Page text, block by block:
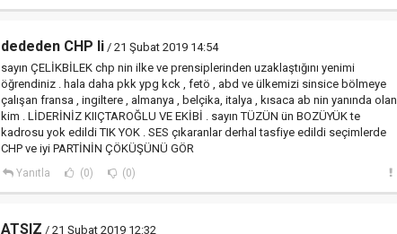
dededen CHP li / 21 Şubat 2019 14:54
sayın ÇELİKBİLEK chp nin ilke ve prensiplerinden uzaklaştığını yenimi
öğrendiniz . hala daha pkk ypg kck , fetö , abd ve ülkemizi sinsice bölmeye
çalışan fransa , ingiltere , almanya , belçika, italya , kısaca ab nin yanında olan
kim . LİDERİNİZ KIIÇTAROĞLU VE EKİBİ . sayın TÜZÜN ün BOZÜYÜK te
kadrosu yok edildi TIK YOK . SES çıkaranlar derhal tasfiye edildi seçimlerde
CHP ve iyi PARTİNİN ÇÖKÜŞÜNÜ GÖR
Yanıtla (0) (0)
ATSIZ / 21 Şubat 2019 12:32